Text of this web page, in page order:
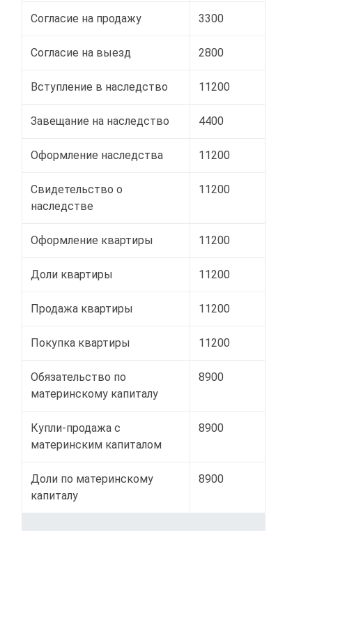
Согласие на продажу 3300
Согласие на выезд 2800
Вступление в наследство 11200
Завещание на наследство 4400
Оформление наследства 11200
Свидетельство о
наследстве
11200
Оформление квартиры 11200
Доли квартиры 11200
Продажа квартиры 11200
Покупка квартиры 11200
Обязательство по
материнскому капиталу
8900
Купли-продажа с
материнским капиталом
8900
Доли по материнскому
капиталу
8900